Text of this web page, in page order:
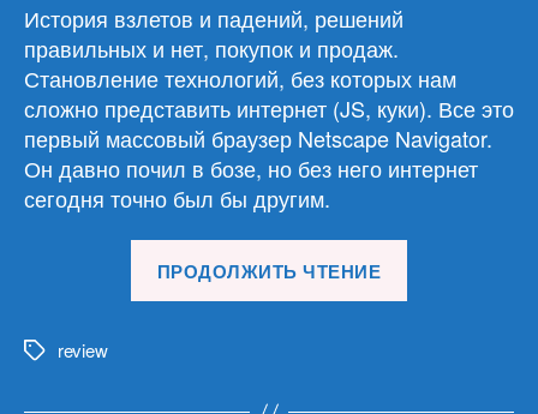
История взлетов и падений, решений
правильных и нет, покупок и продаж.
Становление технологий, без которых нам
сложно представить интернет (JS, куки). Все это
первый массовый браузер Netscape Navigator.
Он давно почил в бозе, но без него интернет
сегодня точно был бы другим.
ПРОДОЛЖИТЬ ЧТЕНИЕ
Меткиreview